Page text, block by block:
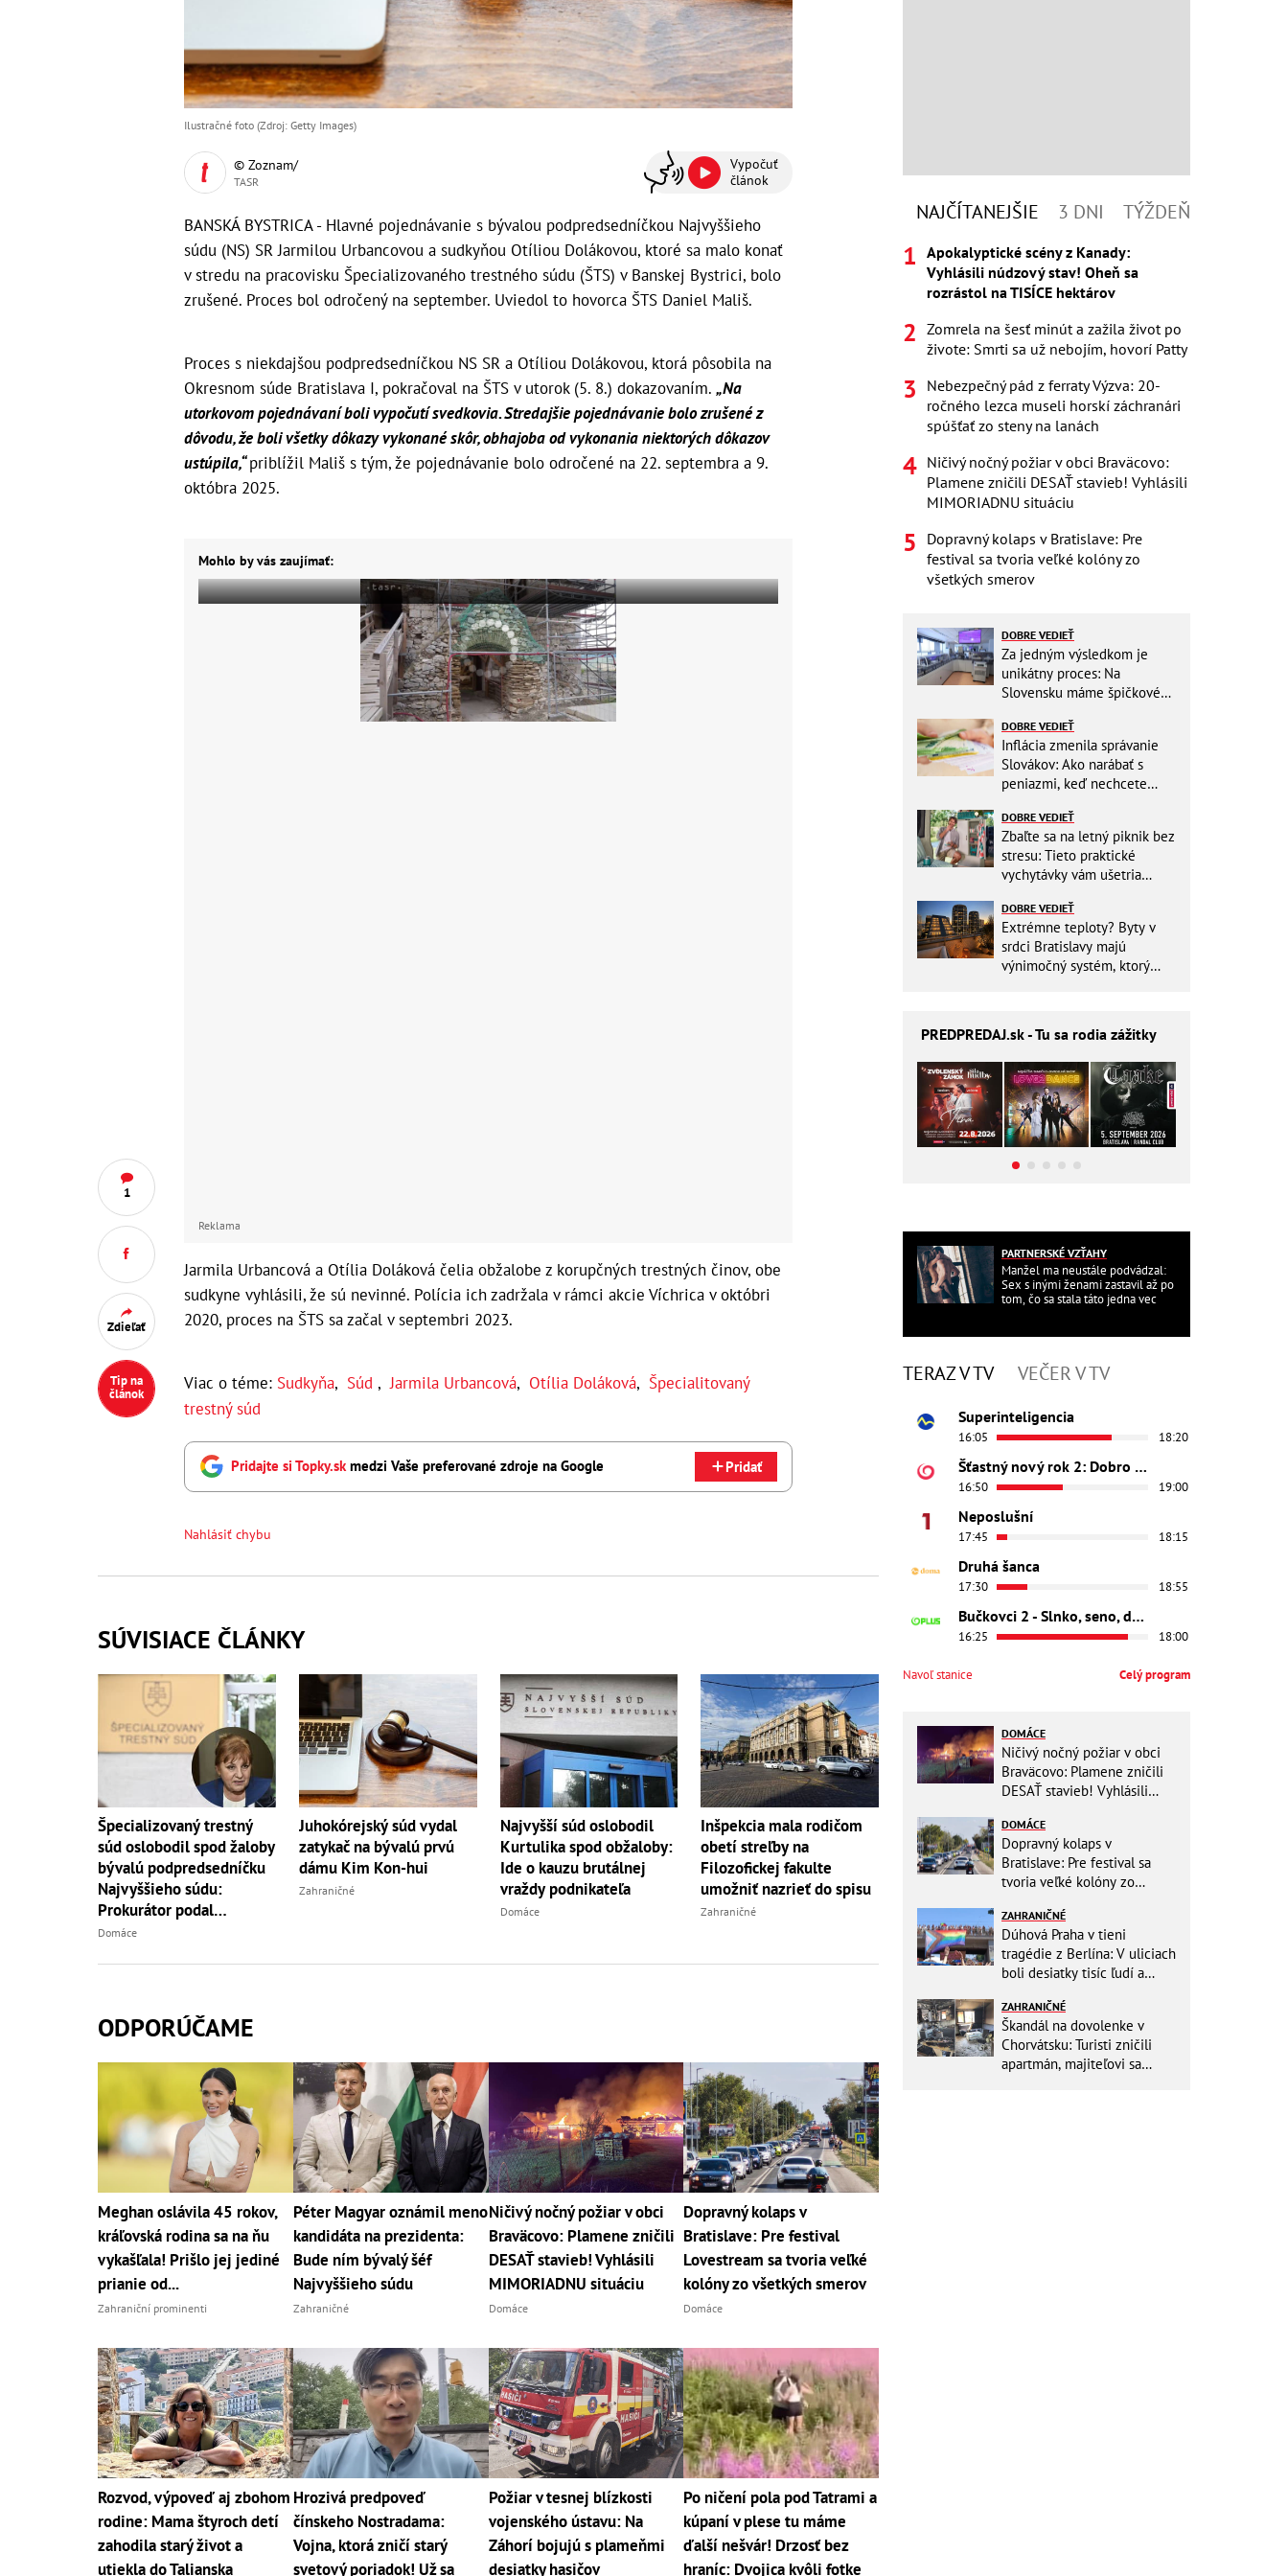
1
Zdieľať
Tip na
článok
Ilustračné foto (Zdroj: Getty Images)
© Zoznam/
TASR
Vypočuť
článok
BANSKÁ BYSTRICA - Hlavné pojednávanie s bývalou podpredsedníčkou Najvyššieho
súdu (NS) SR Jarmilou Urbancovou a sudkyňou Otíliou Dolákovou, ktoré sa malo konať
v stredu na pracovisku Špecializovaného trestného súdu (ŠTS) v Banskej Bystrici, bolo
zrušené. Proces bol odročený na september. Uviedol to hovorca ŠTS Daniel Mališ.
Proces s niekdajšou podpredsedníčkou NS SR a Otíliou Dolákovou, ktorá pôsobila na
Okresnom súde Bratislava I, pokračoval na ŠTS v utorok (5. 8.) dokazovaním. „Na
utorkovom pojednávaní boli vypočutí svedkovia. Stredajšie pojednávanie bolo zrušené z
dôvodu, že boli všetky dôkazy vykonané skôr, obhajoba od vykonania niektorých dôkazov
ustúpila,“priblížil Mališ s tým, že pojednávanie bolo odročené na 22. septembra a 9.
októbra 2025.
Mohlo by vás zaujímať:
Reklama
Jarmila Urbancová a Otília Doláková čelia obžalobe z korupčných trestných činov, obe
sudkyne vyhlásili, že sú nevinné. Polícia ich zadržala v rámci akcie Víchrica v októbri
2020, proces na ŠTS sa začal v septembri 2023.
Viac o téme: Sudkyňa, Súd ,Jarmila Urbancová, Otília Doláková, Špecialitovaný
trestný súd
Pridajte si Topky.skmedzi Vaše preferované zdroje na Google Pridať
Nahlásiť chybu
SÚVISIACE ČLÁNKY
Špecializovaný trestný
súd oslobodil spod žaloby
bývalú podpredsedníčku
Najvyššieho súdu:
Prokurátor podal
odvolanie
Domáce
Juhokórejský súd vydal
zatykač na bývalú prvú
dámu Kim Kon-hui
Zahraničné
Najvyšší súd oslobodil
Kurtulika spod obžaloby:
Ide o kauzu brutálnej
vraždy podnikateľa
Domáce
Inšpekcia mala rodičom
obetí streľby na
Filozofickej fakulte
umožniť nazrieť do spisu
Zahraničné
ODPORÚČAME
Meghan oslávila 45 rokov,
kráľovská rodina sa na ňu
vykašľala! Prišlo jej jediné
prianie od...
Zahraniční prominenti
Péter Magyar oznámil meno
kandidáta na prezidenta:
Bude ním bývalý šéf
Najvyššieho súdu
Zahraničné
Ničivý nočný požiar v obci
Braväcovo: Plamene zničili
DESAŤ stavieb! Vyhlásili
MIMORIADNU situáciu
Domáce
Dopravný kolaps v
Bratislave: Pre festival
Lovestream sa tvoria veľké
kolóny zo všetkých smerov
Domáce
Rozvod, výpoveď aj zbohom
rodine: Mama štyroch detí
zahodila starý život a
utiekla do Talianska
Hrozivá predpoveď
čínskeho Nostradama:
Vojna, ktorá zničí starý
svetový poriadok! Už sa
Požiar v tesnej blízkosti
vojenského ústavu: Na
Záhorí bojujú s plameňmi
desiatky hasičov
Po ničení pola pod Tatrami a
kúpaní v plese tu máme
ďalší nešvár! Drzosť bez
hraníc: Dvojica kvôli fotke
NAJČÍTANEJŠIE 3 DNI TÝŽDEŇ
Apokalyptické scény z Kanady:
Vyhlásili núdzový stav! Oheň sa
rozrástol na TISÍCE hektárov
Zomrela na šesť minút a zažila život po
živote: Smrti sa už nebojím, hovorí Patty
Nebezpečný pád z ferraty Výzva: 20-
ročného lezca museli horskí záchranári
spúšťať zo steny na lanách
Ničivý nočný požiar v obci Braväcovo:
Plamene zničili DESAŤ stavieb! Vyhlásili
MIMORIADNU situáciu
Dopravný kolaps v Bratislave: Pre
festival sa tvoria veľké kolóny zo
všetkých smerov
DOBRE VEDIEŤ
Za jedným výsledkom je
unikátny proces: Na
Slovensku máme špičkové
DOBRE VEDIEŤ
Inflácia zmenila správanie
Slovákov: Ako narábať s
peniazmi, keď nechcete
DOBRE VEDIEŤ
Zbaľte sa na letný piknik bez
stresu: Tieto praktické
vychytávky vám ušetria
DOBRE VEDIEŤ
Extrémne teploty? Byty v
srdci Bratislavy majú
výnimočný systém, ktorý
PREDPREDAJ.sk - Tu sa rodia zážitky
PARTNERSKÉ VZŤAHY
Manžel ma neustále podvádzal:
Sex s inými ženami zastavil až po
tom, čo sa stala táto jedna vec
TERAZ V TV VEČER V TV
Superinteligencia
16:05 18:20
Šťastný nový rok 2: Dobro došli
16:50 19:00
Neposlušní
17:45 18:15
Druhá šanca
17:30 18:55
Bučkovci 2 - Slnko, seno, dedina
16:25 18:00
Navoľ stanice Celý program
DOMÁCE
Ničivý nočný požiar v obci
Braväcovo: Plamene zničili
DESAŤ stavieb! Vyhlásili
DOMÁCE
Dopravný kolaps v
Bratislave: Pre festival sa
tvoria veľké kolóny zo
ZAHRANIČNÉ
Dúhová Praha v tieni
tragédie z Berlína: V uliciach
boli desiatky tisíc ľudí a
ZAHRANIČNÉ
Škandál na dovolenke v
Chorvátsku: Turisti zničili
apartmán, majiteľovi sa